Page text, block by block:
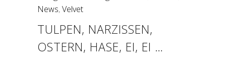
News,Velvet
TULPEN, NARZISSEN,
OSTERN, HASE, EI, EI …